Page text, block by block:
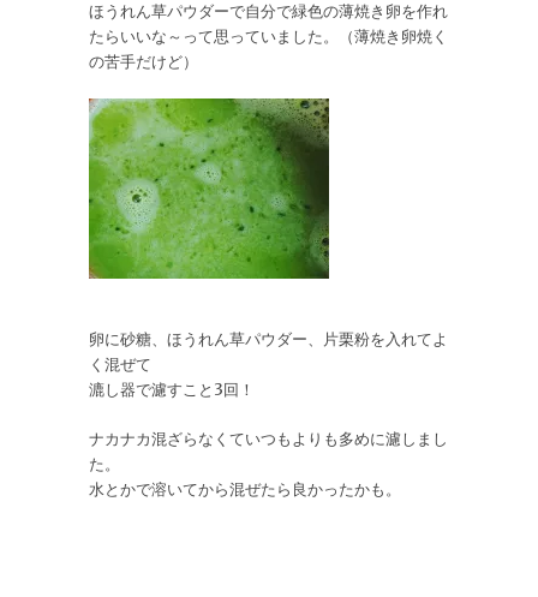
ほうれん草パウダーで自分で緑色の薄焼き卵を作れ
たらいいな～って思っていました。（薄焼き卵焼く
の苦手だけど）
卵に砂糖、ほうれん草パウダー、片栗粉を入れてよ
く混ぜて
漉し器で濾すこと3回！
ナカナカ混ざらなくていつもよりも多めに濾しまし
た。
水とかで溶いてから混ぜたら良かったかも。